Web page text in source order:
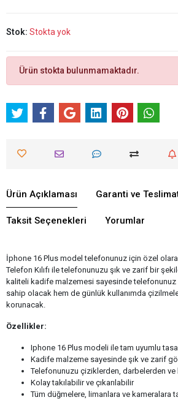
Stok: Stokta yok
Ürün stokta bulunmamaktadır.
Ürün Açıklaması Garanti ve
Taksit Seçenekleri Yorumlar
İphone 16 Plus model telefonunuz için özel
Telefon Kılıfı ile telefonunuzu şık ve zarif bir
kaliteli kadife malzemesi sayesinde telefonunuz
sahip olacak hem de günlük kullanımda
korunacak.
Özellikler:
Iphone 16 Plus modeli ile tam uyumlu
Kadife malzeme sayesinde şık ve zarif
Telefonunuzu çiziklerden, darbelerden
Kolay takılabilir ve çıkarılabilir
Tüm düğmelere, limanlara ve kameralara